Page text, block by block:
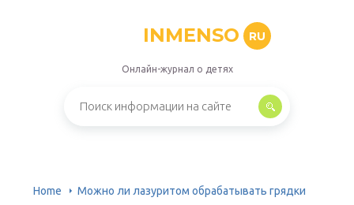
INMENSO RU
Онлайн-журнал о детях
Home Можно ли лазуритом обрабатывать грядки